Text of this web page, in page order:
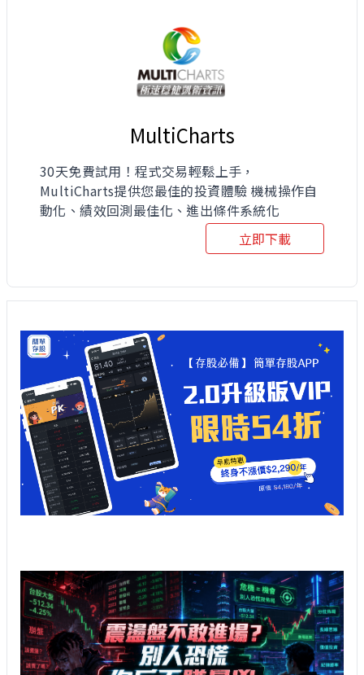
MultiCharts
30天免費試用！程式交易輕鬆上手，
MultiCharts提供您最佳的投資體驗 機械操作自
動化、績效回測最佳化、進出條件系統化
立即下載